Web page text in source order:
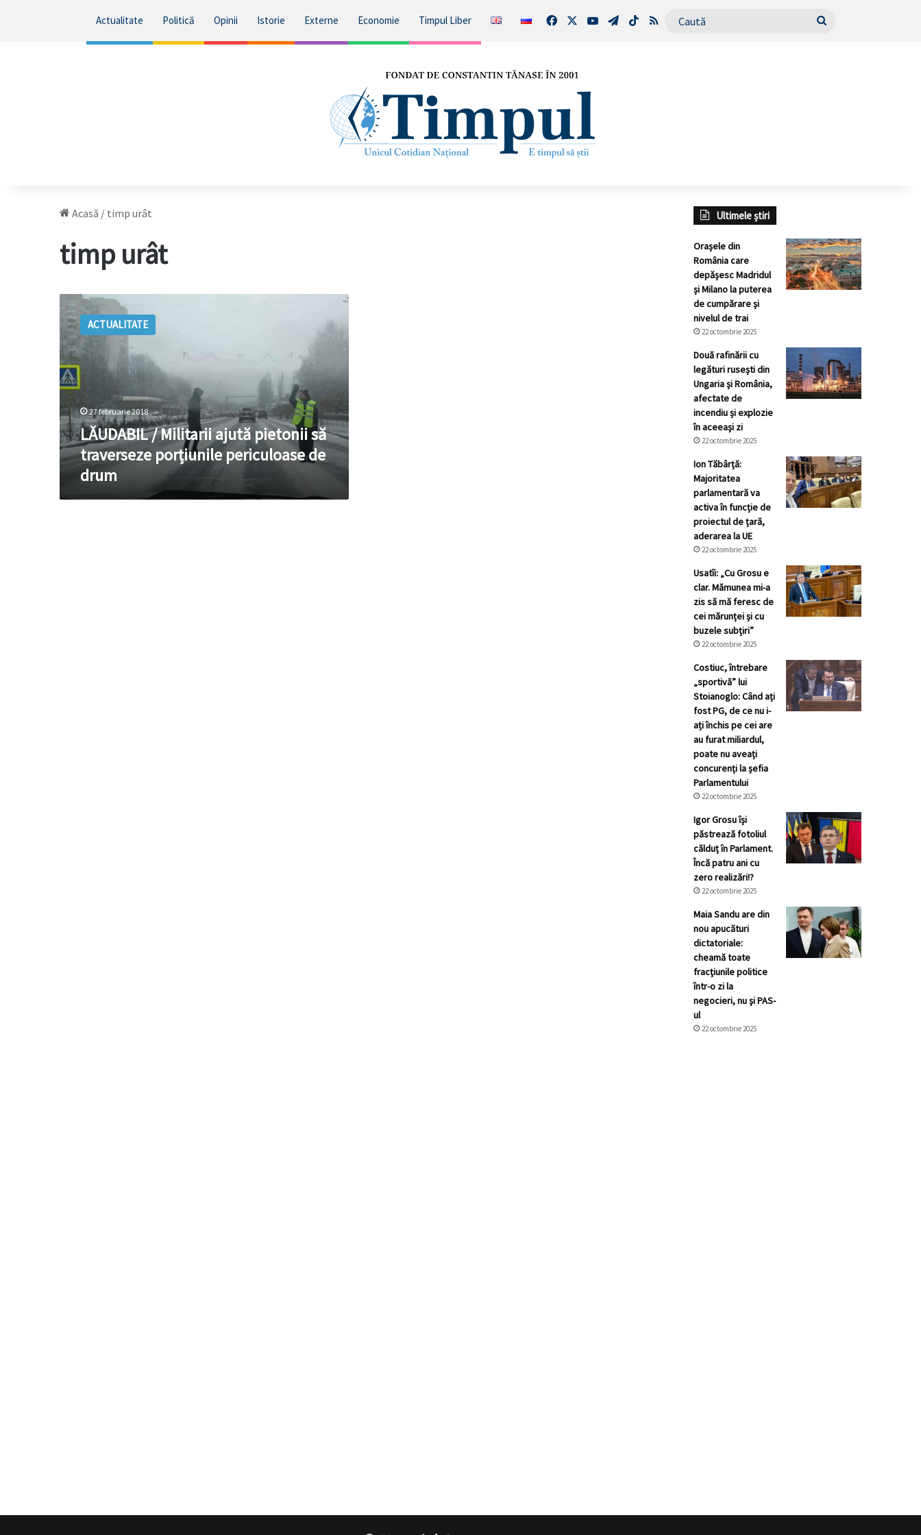
Actualitate Politică Opinii Istorie Externe Economie Timpul Liber FacebookYouTubeTelegram
TikTokRSS Caută
Acasă / timp urât
timp urât
LĂUDABIL
Militarii
ajută
pietonii
să
traverseze
porțiunile
periculoase
de
drum
ACTUALITATE
27 februarie 2018
LĂUDABIL / Militarii ajută pietonii să
traverseze porțiunile periculoase de
drum
Ultimele știri
Orașele din
România care
depășesc Madridul
și Milano la puterea
de cumpărare și
nivelul de trai
22 octombrie 2025
Două rafinării cu
legături rusești din
Ungaria și România,
afectate de
incendiu și explozie
în aceeași zi
22 octombrie 2025
Ion Tăbârță:
Majoritatea
parlamentară va
activa în funcție de
proiectul de țară,
aderarea la UE
22 octombrie 2025
Usatîi: „Cu Grosu e
clar. Mămunea mi-a
zis să mă feresc de
cei mărunței și cu
buzele subțiri”
22 octombrie 2025
Costiuc, întrebare
„sportivă” lui
Stoianoglo: Când ați
fost PG, de ce nu i-
ați închis pe cei are
au furat miliardul,
poate nu aveați
concurenți la șefia
Parlamentului
22 octombrie 2025
Igor Grosu își
păstrează fotoliul
călduț în Parlament.
Încă patru ani cu
zero realizări!?
22 octombrie 2025
Maia Sandu are din
nou apucături
dictatoriale:
cheamă toate
fracţiunile politice
într-o zi la
negocieri, nu şi PAS-
ul
22 octombrie 2025